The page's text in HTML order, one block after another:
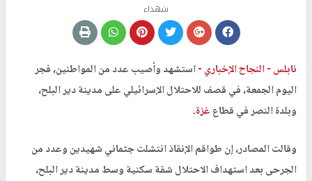
شهداء
نابلس -النجاح الإخباري -استشهد وأصيب عدد من المواطنين، فجر
اليوم الجمعة، في قصف للاحتلال الإسرائيلي على مدينة دير البلح،
وبلدة النصر في قطاعغزة.
وقالت المصادر، إن طواقم الإنقاذ انتشلت جثماني شهيدين وعدد من
الجرحى بعد استهداف الاحتلال شقة سكنية وسط مدينة دير البلح،